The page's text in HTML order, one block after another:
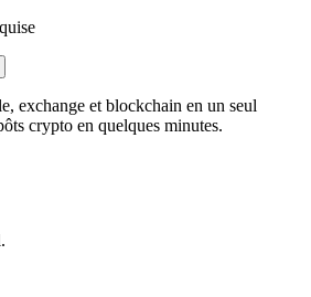
exchange et blockchain en un seul
crypto en quelques minutes.